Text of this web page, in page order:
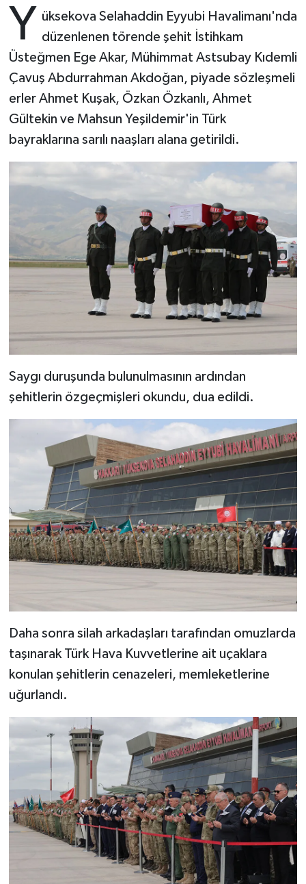
Y üksekova Selahaddin Eyyubi Havalimanı'nda
düzenlenen törende şehit İstihkam
Üsteğmen Ege Akar, Mühimmat Astsubay Kıdemli
Çavuş Abdurrahman Akdoğan, piyade sözleşmeli
erler Ahmet Kuşak, Özkan Özkanlı, Ahmet
Gültekin ve Mahsun Yeşildemir'in Türk
bayraklarına sarılı naaşları alana getirildi.
Saygı duruşunda bulunulmasının ardından
şehitlerin özgeçmişleri okundu, dua edildi.
Daha sonra silah arkadaşları tarafından omuzlarda
taşınarak Türk Hava Kuvvetlerine ait uçaklara
konulan şehitlerin cenazeleri, memleketlerine
uğurlandı.
Batman Müftülüğü
Bayburt Müftülüğü
Bilecik Müftülüğü
Bitlis Müftülüğü
Bolu Müftülüğü
Burdur Müftülüğü
Bursa Müftülüğü
Çanakkale Müftülüğü
Çankırı Müftülüğü
Çorum Müftülüğü
Diyarbakır Müftülüğü
Düzce Müftülüğü
Edirne Müftülüğü
Elazığ Müftülüğü
Eskişehir Müftülüğü
Gaziantep Müftülüğü
Giresun Müftülüğü
Gümüşhane Müftülüğü
Hakkari Müftülüğü
Hatay Müftülüğü
Iğdır Müftülüğü
Sahabeler
Zekat
Dünya
Eğitim
Kültür-Sanat
Sağlık
Makaleler
Ekonomi
Duyurular
Bilim, Teknoloji
Biyografiler
İhtida Haberleri
YAŞAM